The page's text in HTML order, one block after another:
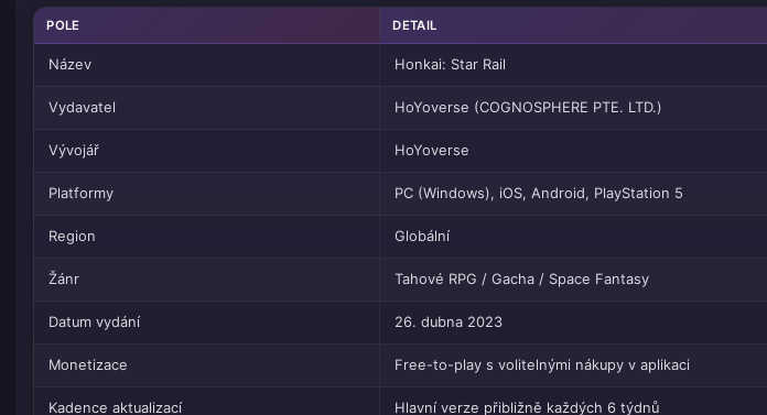
POLE DETAIL
Název Honkai: Star Rail
Vydavatel HoYoverse (COGNOSPHERE PTE. LTD.)
Vývojář HoYoverse
Platformy PC (Windows), iOS, Android, PlayStation 5
Region Globální
Žánr Tahové RPG / Gacha / Space Fantasy
Datum vydání 26. dubna 2023
Monetizace Free-to-play s volitelnými nákupy v aplikaci
Kadence aktualizací Hlavní verze přibližně každých 6 týdnů